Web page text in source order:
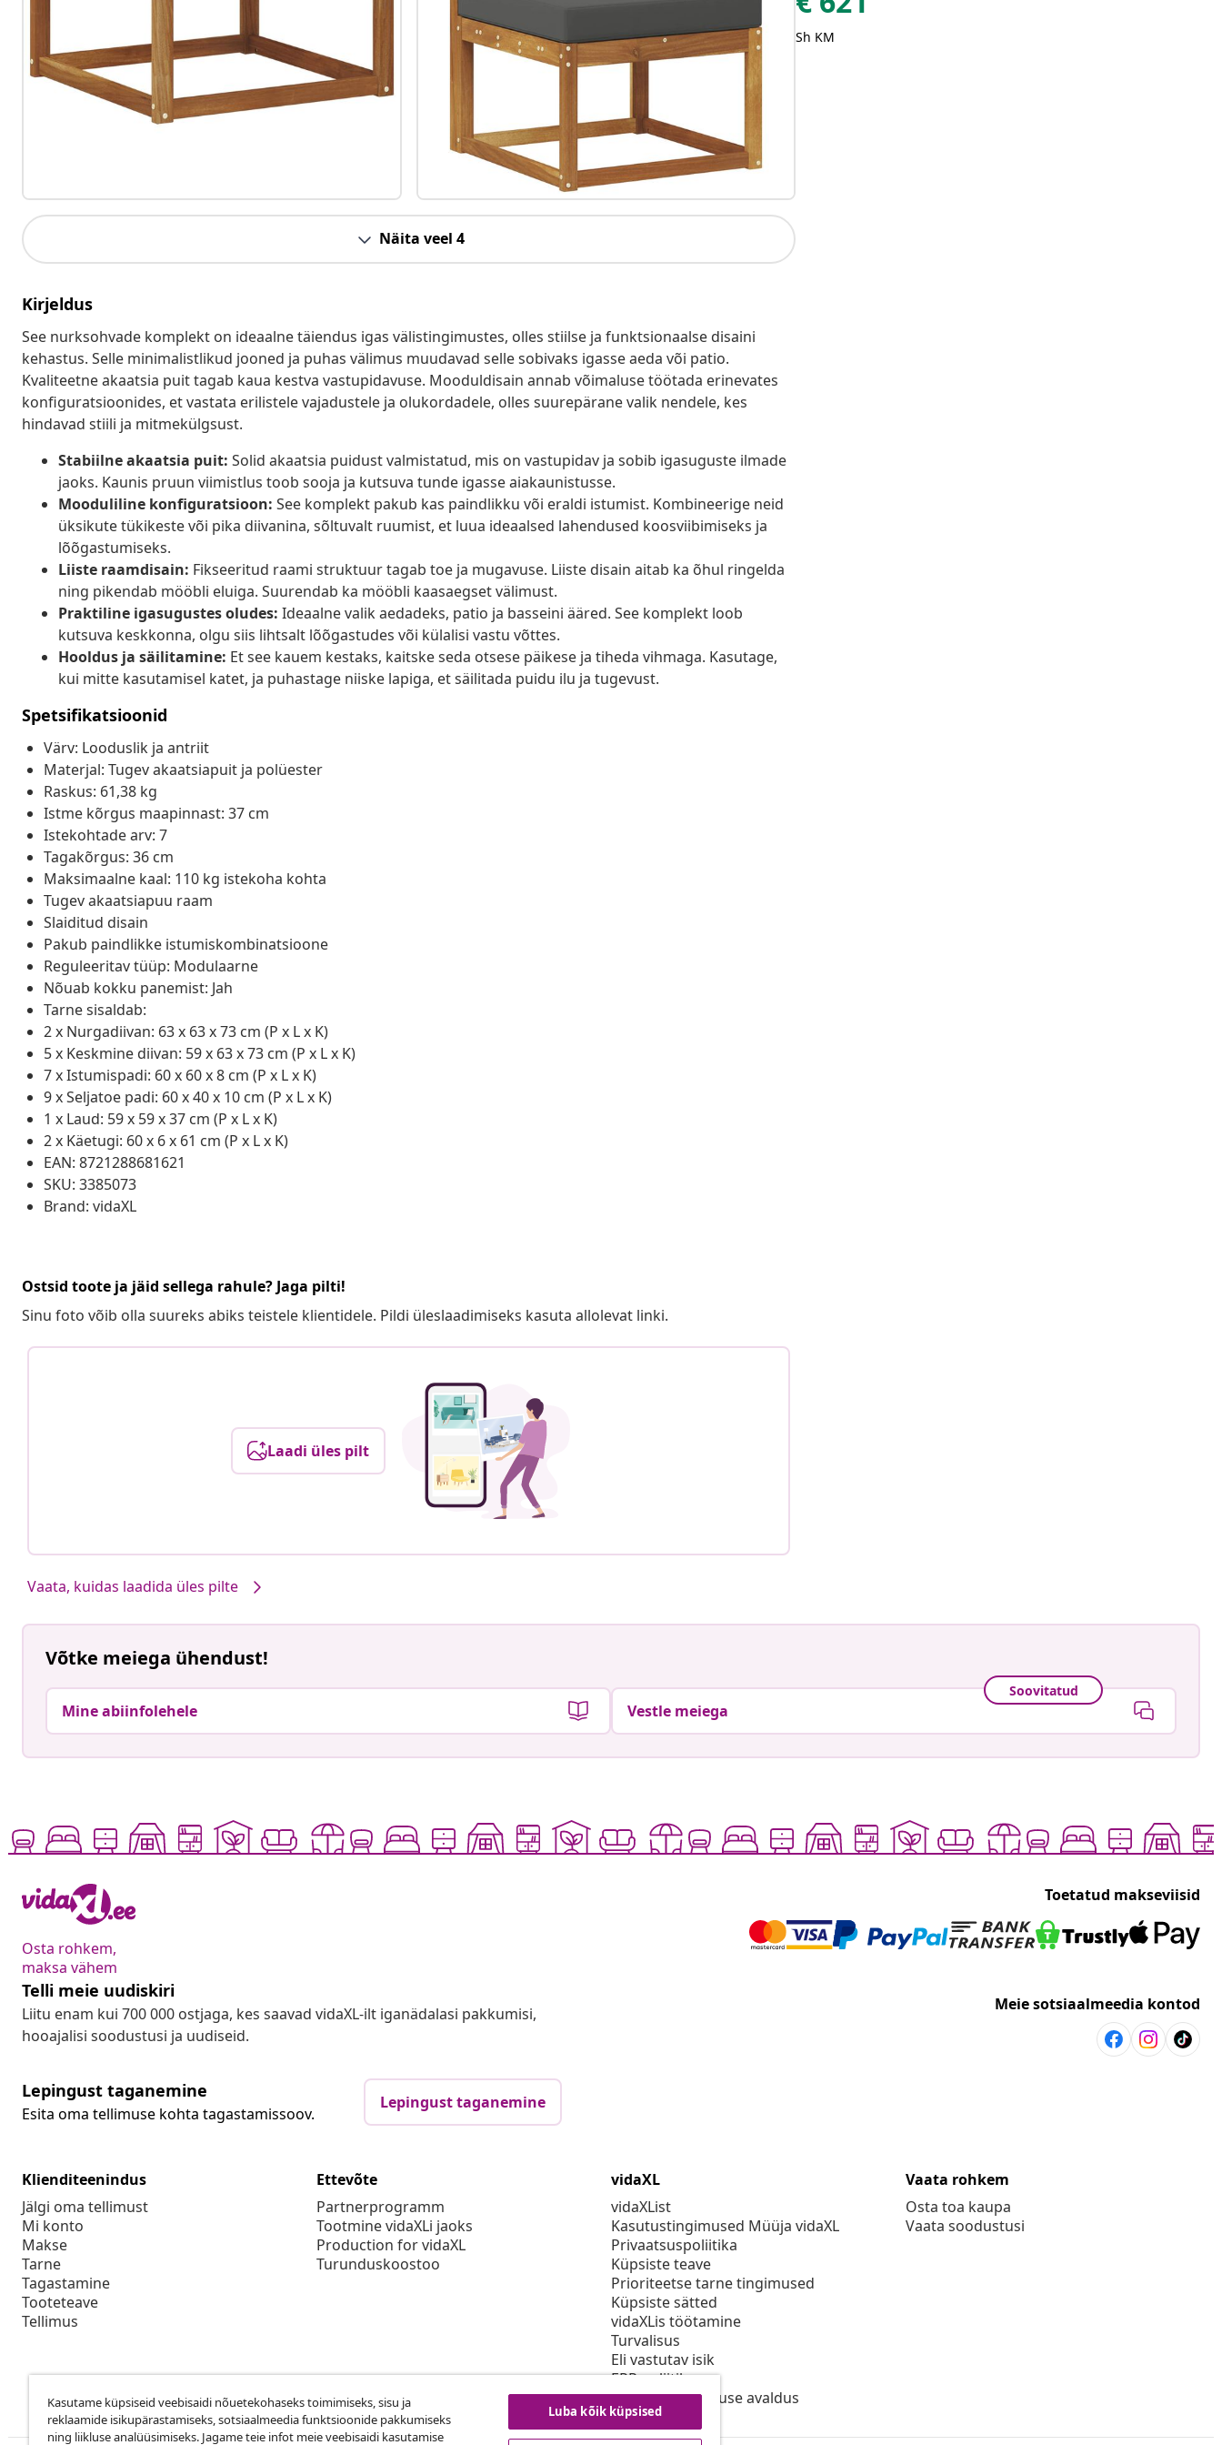
Näita veel 4
Kirjeldus
See nurksohvade komplekt on ideaalne täiendus igas välistingimustes, olles stiilse ja funktsionaalse disaini
kehastus. Selle minimalistlikud jooned ja puhas välimus muudavad selle sobivaks igasse aeda või patio.
Kvaliteetne akaatsia puit tagab kaua kestva vastupidavuse. Mooduldisain annab võimaluse töötada erinevates
konfiguratsioonides, et vastata erilistele vajadustele ja olukordadele, olles suurepärane valik nendele, kes
hindavad stiili ja mitmekülgsust.
Stabiilne akaatsia puit: Solid akaatsia puidust valmistatud, mis on vastupidav ja sobib igasuguste ilmade
jaoks. Kaunis pruun viimistlus toob sooja ja kutsuva tunde igasse aiakaunistusse.
Mooduliline konfiguratsioon: See komplekt pakub kas paindlikku või eraldi istumist. Kombineerige neid
üksikute tükikeste või pika diivanina, sõltuvalt ruumist, et luua ideaalsed lahendused koosviibimiseks ja
lõõgastumiseks.
Liiste raamdisain: Fikseeritud raami struktuur tagab toe ja mugavuse. Liiste disain aitab ka õhul ringelda
ning pikendab mööbli eluiga. Suurendab ka mööbli kaasaegset välimust.
Praktiline igasugustes oludes: Ideaalne valik aedadeks, patio ja basseini ääred. See komplekt loob
kutsuva keskkonna, olgu siis lihtsalt lõõgastudes või külalisi vastu võttes.
Hooldus ja säilitamine: Et see kauem kestaks, kaitske seda otsese päikese ja tiheda vihmaga. Kasutage,
kui mitte kasutamisel katet, ja puhastage niiske lapiga, et säilitada puidu ilu ja tugevust.
Spetsifikatsioonid
Värv: Looduslik ja antriit
Materjal: Tugev akaatsiapuit ja polüester
Raskus: 61,38 kg
Istme kõrgus maapinnast: 37 cm
Istekohtade arv: 7
Tagakõrgus: 36 cm
Maksimaalne kaal: 110 kg istekoha kohta
Tugev akaatsiapuu raam
Slaiditud disain
Pakub paindlikke istumiskombinatsioone
Reguleeritav tüüp: Modulaarne
Nõuab kokku panemist: Jah
Tarne sisaldab:
2 x Nurgadiivan: 63 x 63 x 73 cm (P x L x K)
5 x Keskmine diivan: 59 x 63 x 73 cm (P x L x K)
7 x Istumispadi: 60 x 60 x 8 cm (P x L x K)
9 x Seljatoe padi: 60 x 40 x 10 cm (P x L x K)
1 x Laud: 59 x 59 x 37 cm (P x L x K)
2 x Käetugi: 60 x 6 x 61 cm (P x L x K)
EAN: 8721288681621
SKU: 3385073
Brand: vidaXL
Ostsid toote ja jäid sellega rahule? Jaga pilti!
Sinu foto võib olla suureks abiks teistele klientidele. Pildi üleslaadimiseks kasuta allolevat linki.
Laadi üles pilt
Vaata, kuidas laadida üles pilte
Sh KM
Võtke meiega ühendust!
Mine abiinfolehele
Soovitatud
Vestle meiega
Osta rohkem,
maksa vähem
Toetatud makseviisid
Telli meie uudiskiri
Liitu enam kui 700 000 ostjaga, kes saavad vidaXL-ilt iganädalasi pakkumisi,
hooajalisi soodustusi ja uudiseid.
Meie sotsiaalmeedia kontod
Lepingust taganemine
Esita oma tellimuse kohta tagastamissoov.
Lepingust taganemine
Klienditeenindus
Jälgi oma tellimust
Mi konto
Makse
Tarne
Tagastamine
Tooteteave
Tellimus
Ettevõte
Partnerprogramm
Tootmine vidaXLi jaoks
Production for vidaXL
Turunduskoostoo
vidaXL
vidaXList
Kasutustingimused Müüja vidaXL
Privaatsuspoliitika
Küpsiste teave
Prioriteetse tarne tingimused
Küpsiste sätted
vidaXLis töötamine
Turvalisus
Eli vastutav isik
EPR poliitika
Juurdepääsetavuse avaldus
Vaata rohkem
Osta toa kaupa
Vaata soodustusi
Kasutame küpsiseid veebisaidi nõuetekohaseks toimimiseks, sisu ja
reklaamide isikupärastamiseks, sotsiaalmeedia funktsioonide pakkumiseks
ning liikluse analüüsimiseks. Jagame teie infot meie veebisaidi kasutamise
Luba kõik küpsised